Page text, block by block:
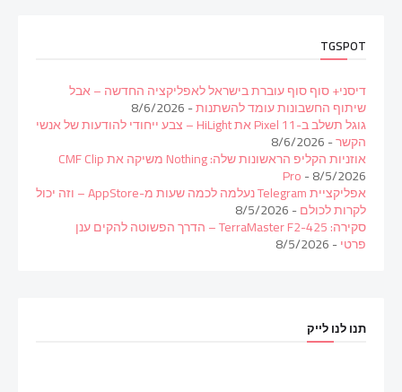
TGSPOT
דיסני+ סוף סוף עוברת בישראל לאפליקציה החדשה – אבל
שיתוף החשבונות עומד להשתנות- 8/6/2026
גוגל תשלב ב-Pixel 11 את HiLight – צבע ייחודי להודעות של אנשי
הקשר- 8/6/2026
אוזניות הקליפ הראשונות שלה: Nothing משיקה את CMF Clip
Pro- 8/5/2026
אפליקציית Telegram נעלמה לכמה שעות מ-AppStore – וזה יכול
לקרות לכולם- 8/5/2026
סקירה: TerraMaster F2-425 – הדרך הפשוטה להקים ענן
פרטי- 8/5/2026
תנו לנו לייק